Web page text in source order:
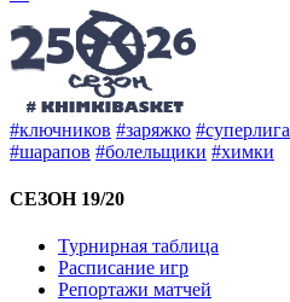
#ключников #заряжко #суперлига
#шарапов #болельщики #химки
СЕЗОН 19/20
Турнирная таблица
Расписание игр
Репортажи матчей